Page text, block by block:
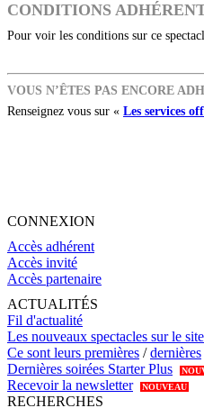
CONDITIONS
Pour voir les conditions sur ce
VOUS N’ÊTES PAS ENCORE
Renseignez vous sur « Les services
CONNEXION
Accès adhérent
Accès invité
Accès partenaire
ACTUALITÉS
Fil d'actualité
Les nouveaux spectacles sur le site
Ce sont leurs premières /dernières
Dernières soirées Starter Plus
Recevoir la newsletter NOUVEAU
RECHERCHES